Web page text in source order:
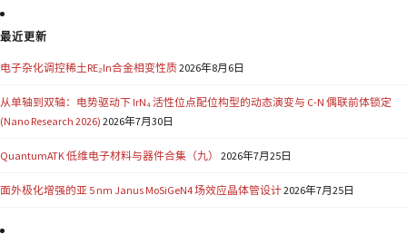
最近更新
电子杂化调控稀土RE₂In合金相变性质2026年8月6日
从单轴到双轴：电势驱动下 IrN₄ 活性位点配位构型的动态演变与 C-N 偶联前体锁定
(Nano Research 2026) 2026年7月30日
QuantumATK 低维电子材料与器件合集（九） 2026年7月25日
面外极化增强的亚 5 nm Janus MoSiGeN4 场效应晶体管设计2026年7月25日